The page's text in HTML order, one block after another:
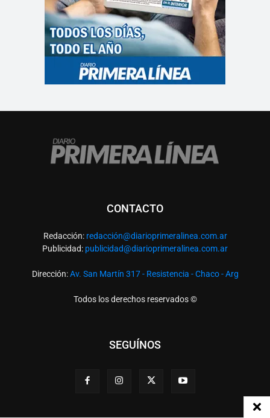
CONTACTO
Redacción: redacción@diarioprimeralinea.com.ar
Publicidad: publicidad@diarioprimeralinea.com.ar
Dirección:Av. San Martín 317 - Resistencia - Chaco - Arg
Todos los derechos reservados ©
SEGUÍNOS